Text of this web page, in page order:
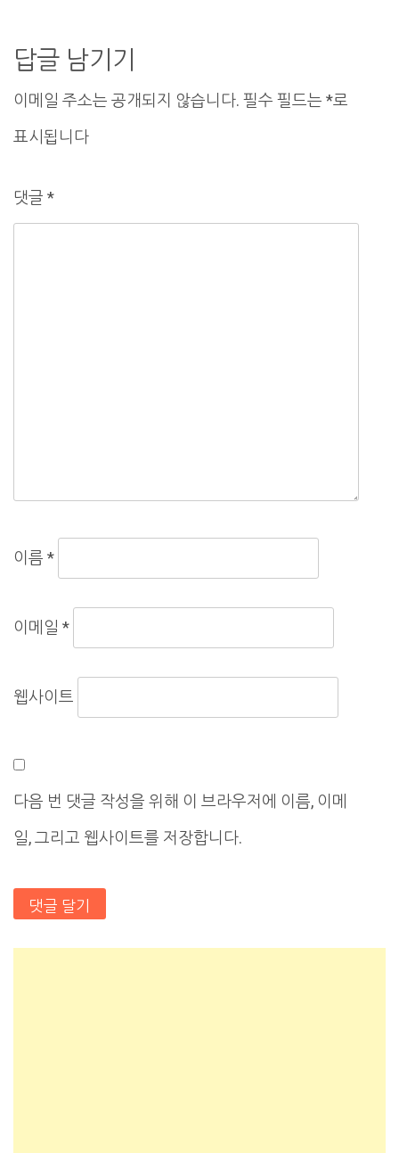
게
이
션
답글 남기기
이메일 주소는 공개되지 않습니다. 필수 필드는 *로
표시됩니다
댓글 *
이름 *
이메일 *
웹사이트
다음 번 댓글 작성을 위해 이 브라우저에 이름, 이메
일, 그리고 웹사이트를 저장합니다.